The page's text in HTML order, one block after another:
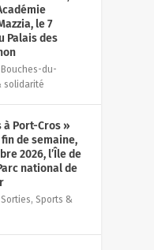
le 7
Palais des
Bouches-du-
solidarité
à Port-Cros »
de semaine,
2026, l’Île de
national de
Sorties, Sports &